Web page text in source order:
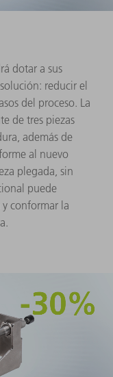
dotar a sus
reducir el
del proceso. La
de tres piezas
además de
al nuevo
plegada, sin
puede
conformar la